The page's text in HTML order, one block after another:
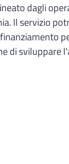
dagli
Il servizio
di sviluppare